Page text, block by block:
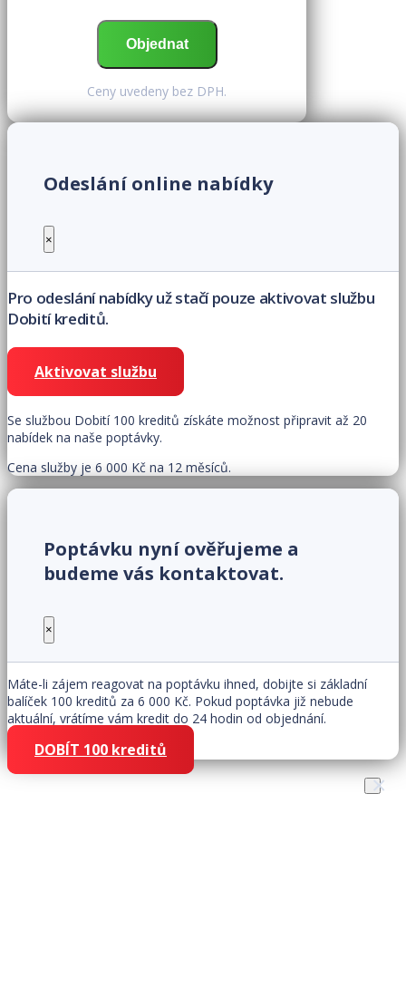
Ceny uvedeny bez DPH.
Odeslání online nabídky
×
Pro odeslání nabídky už stačí pouze aktivovat službu
Dobití kreditů.
Aktivovat službu
Se službou Dobití 100 kreditů získáte možnost připravit až 20
nabídek na naše poptávky.
Cena služby je 6 000 Kč na 12 měsíců.
Poptávku nyní ověřujeme a
budeme vás kontaktovat.
×
Máte-li zájem reagovat na poptávku ihned, dobijte si základní
balíček 100 kreditů za 6 000 Kč. Pokud poptávka již nebude
aktuální, vrátíme vám kredit do 24 hodin od objednání.
DOBÍT 100 kreditů
×